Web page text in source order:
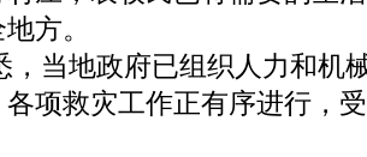
方。
，当地政府已组织人力和机
各项救灾工作正有序进行，